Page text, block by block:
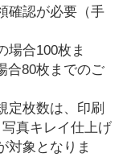
確認が必要（手
場合100枚ま
合80枚までのご
定枚数は、印刷
真キレイ仕上げ
対象となりま